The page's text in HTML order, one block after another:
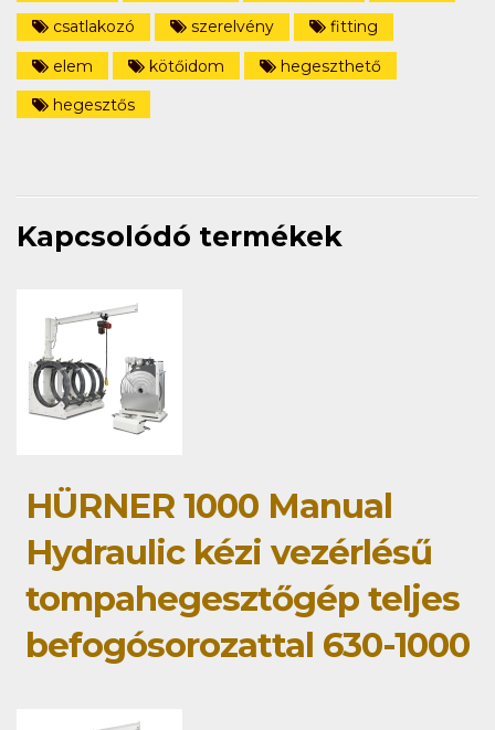
csatlakozó
szerelvény
fitting
elem
kötőidom
hegeszthető
hegesztős
Kapcsolódó termékek
HÜRNER 1000 Manual
Hydraulic kézi vezérlésű
tompahegesztőgép teljes
befogósorozattal 630-1000